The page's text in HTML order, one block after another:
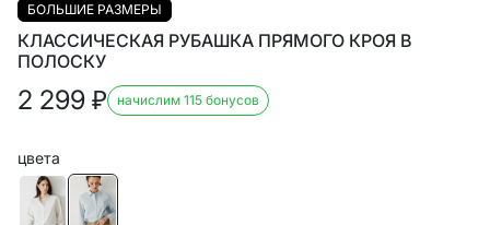
БОЛЬШИЕ РАЗМЕРЫ
КЛАССИЧЕСКАЯ РУБАШКА ПРЯМОГО КРОЯ В
ПОЛОСКУ
2 299 ₽ начислим 115 бонусов
цвета